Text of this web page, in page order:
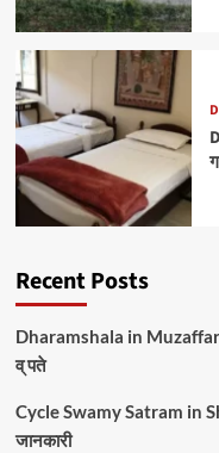
Recent Posts
Dharamshala in
व् पते
Cycle Swamy Satram in
जानकारी